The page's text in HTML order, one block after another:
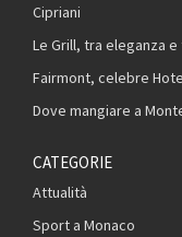
Cipriani
Le Grill, tra eleganza
Fairmont, celebre
Dove mangiare a
CATEGORIE
Attualità
Sport a Monaco